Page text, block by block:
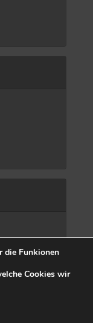
die Funkionen
Cookies wir